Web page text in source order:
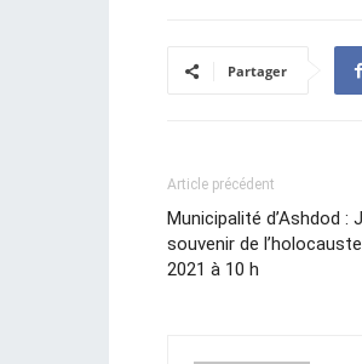
Partager
Article précédent
Municipalité d’Ashdod :
souvenir de
2021 à 10 h